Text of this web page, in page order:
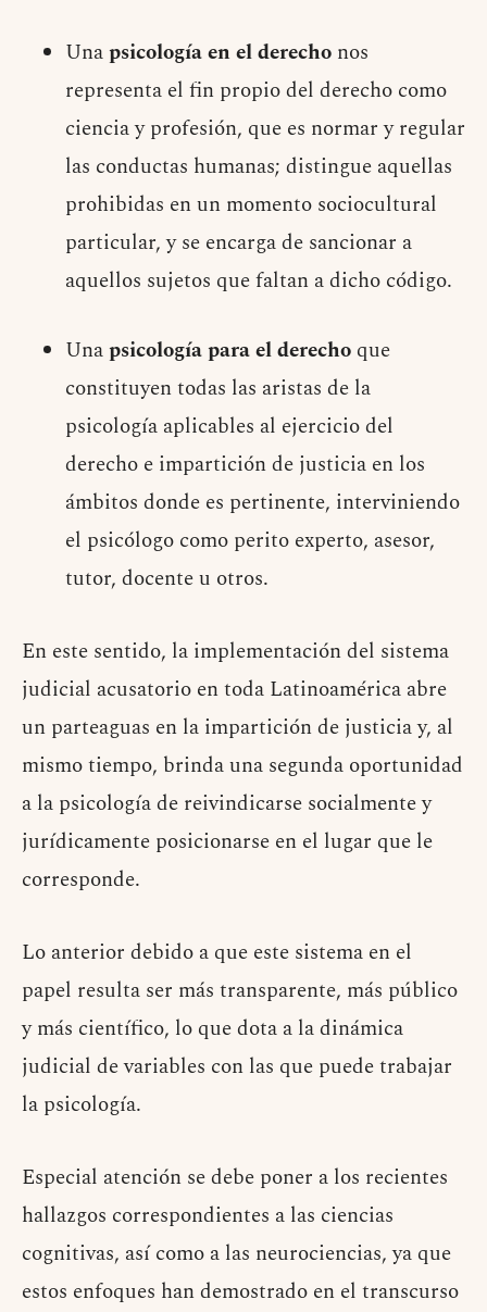
Unapsicología en el derecho nos
representa el fin propio del derecho como
ciencia y profesión, que es normar y regular
las conductas humanas; distingue aquellas
prohibidas en un momento sociocultural
particular, y se encarga de sancionar a
aquellos sujetos que faltan a dicho código.
Unapsicología para el derecho que
constituyen todas las aristas de la
psicología aplicables al ejercicio del
derecho e impartición de justicia en los
ámbitos donde es pertinente, interviniendo
el psicólogo como perito experto, asesor,
tutor, docente u otros.
En este sentido, la implementación del sistema
judicial acusatorio en toda Latinoamérica abre
un parteaguas en la impartición de justicia y, al
mismo tiempo, brinda una segunda oportunidad
a la psicología de reivindicarse socialmente y
jurídicamente posicionarse en el lugar que le
corresponde.
Lo anterior debido a que este sistema en el
papel resulta ser más transparente, más público
y más científico, lo que dota a la dinámica
judicial de variables con las que puede trabajar
la psicología.
Especial atención se debe poner a los recientes
hallazgos correspondientes a las ciencias
cognitivas, así como a las neurociencias, ya que
estos enfoques han demostrado en el transcurso